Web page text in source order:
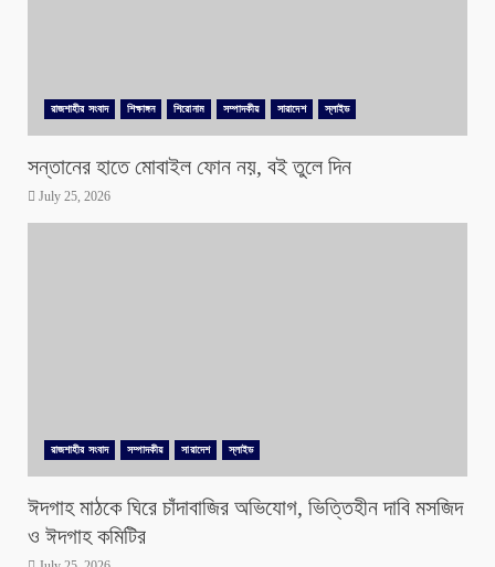
রাজশাহীর সংবাদ শিক্ষাঙ্গন শিরোনাম সম্পাদকীয় সারাদেশ স্লাইড
সন্তানের হাতে মোবাইল ফোন নয়, বই তুলে দিন
July 25, 2026
রাজশাহীর সংবাদ সম্পাদকীয় সারাদেশ স্লাইড
ঈদগাহ মাঠকে ঘিরে চাঁদাবাজির অভিযোগ, ভিত্তিহীন দাবি মসজিদ
ও ঈদগাহ কমিটির